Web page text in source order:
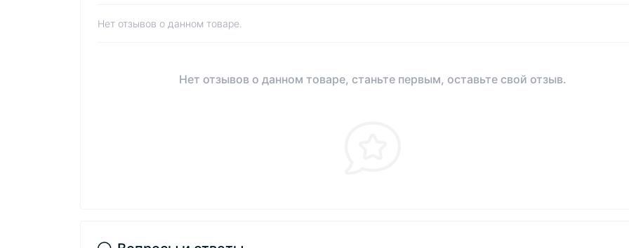
Нет отзывов о данном товаре.
Нет отзывов о данном товаре, станьте первым, оставьте свой отзыв.